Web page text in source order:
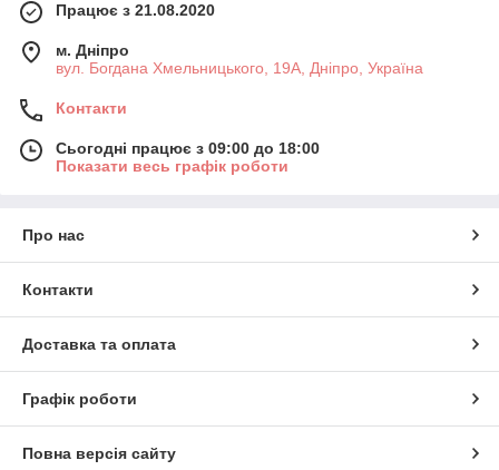
Працює з 21.08.2020
м. Дніпро
вул. Богдана Хмельницького, 19А, Дніпро, Україна
Контакти
Сьогодні працює з 09:00 до 18:00
Показати весь графік роботи
Про нас
Контакти
Доставка та оплата
Графік роботи
Повна версія сайту